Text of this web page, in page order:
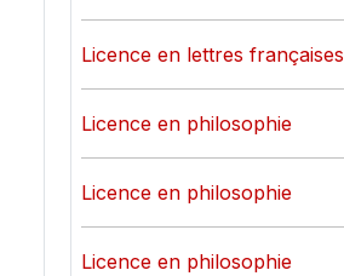
Licence en lettres françaises
Licence en philosophie
Licence en philosophie
Licence en philosophie